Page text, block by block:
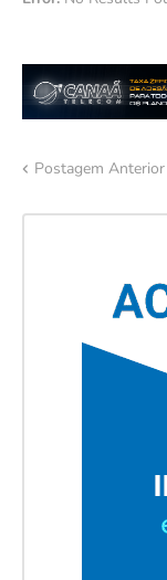
Postagem Anterior